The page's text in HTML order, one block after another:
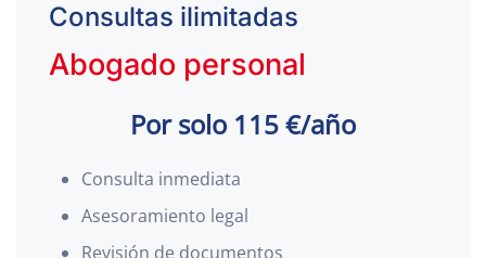
Consultas ilimitadas
Abogado personal
Por solo 115 €/año
Consulta inmediata
Asesoramiento legal
Revisión de documentos